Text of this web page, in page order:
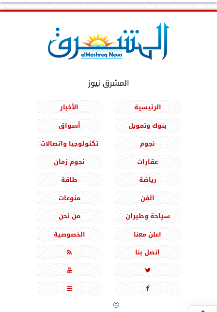
المشرق نيوز
الرئيسية
الأخبار
بنوك وتمويل
أسواق
نجوم
تكنولوجيا واتصالات
عقارات
نجوم زمان
رياضة
طاقة
الفن
منوعات
سياحة وطيران
من نحن
اعلن معنا
الخصوصية
اتصل بنا





جميع الحقوق محفوظة©